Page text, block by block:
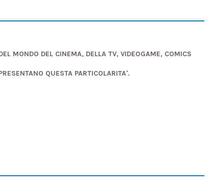
MONDO DEL CINEMA, DELLA TV, VIDEOGAME, COMICS
QUESTA PARTICOLARITA'.